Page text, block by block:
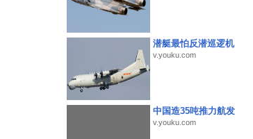
潜艇最怕反潜巡逻机
v.youku.com
中国造35吨推力航发
v.youku.com